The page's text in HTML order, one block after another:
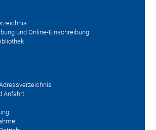
und Online-Einschreibung
Anfahrt